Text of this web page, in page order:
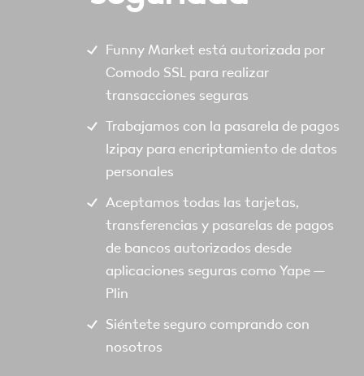
Funny Market está autorizada por
Comodo SSL para realizar
transacciones seguras
Trabajamos con la pasarela de pagos
Izipay para encriptamiento de datos
personales
Aceptamos todas las tarjetas,
transferencias y pasarelas de pagos
de bancos autorizados desde
aplicaciones seguras como Yape –
Plin
Siéntete seguro comprando con
nosotros